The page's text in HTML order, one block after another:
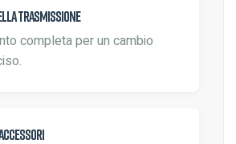
trasmissione
completa per un cambio